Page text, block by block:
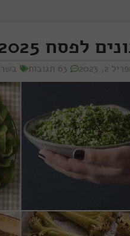
2025 של עז תלם
2, 2023 63 תגובות בשר